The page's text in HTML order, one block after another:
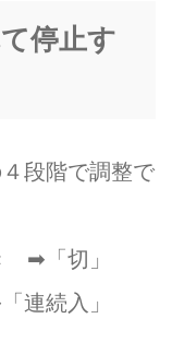
停止す
段階で調整で
➡「切」
続入」